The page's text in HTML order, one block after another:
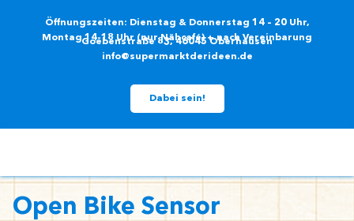
Öffnungszeiten: Dienstag & Donnerstag 14 – 20 Uhr,
Montag 14-18 Uhr (nur Nähcafé) + nach Vereinbarung
Goebenstraße 83, 46045 Oberhausen
info@supermarktderideen.de
Dabei sein!
Open Bike Sensor